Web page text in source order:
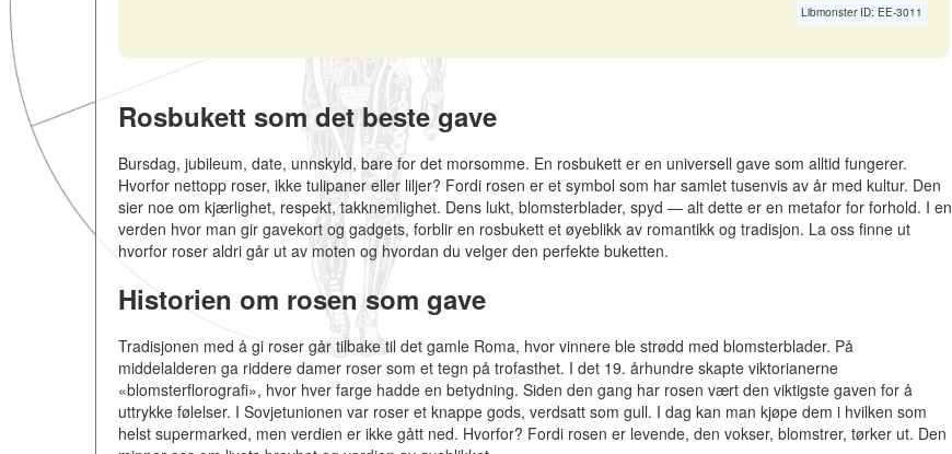
Libmonster ID: EE-3011
Rosbukett som det beste gave
Bursdag, jubileum, date, unnskyld, bare for det morsomme. En rosbukett er en universell gave som alltid fungerer.
Hvorfor nettopp roser, ikke tulipaner eller liljer? Fordi rosen er et symbol som har samlet tusenvis av år med kultur. Den
sier noe om kjærlighet, respekt, takknemlighet. Dens lukt, blomsterblader, spyd — alt dette er en metafor for forhold. I en
verden hvor man gir gavekort og gadgets, forblir en rosbukett et øyeblikk av romantikk og tradisjon. La oss finne ut
hvorfor roser aldri går ut av moten og hvordan du velger den perfekte buketten.
Historien om rosen som gave
Tradisjonen med å gi roser går tilbake til det gamle Roma, hvor vinnere ble strødd med blomsterblader. På
middelalderen ga riddere damer roser som et tegn på trofasthet. I det 19. århundre skapte viktorianerne
«blomsterflorografi», hvor hver farge hadde en betydning. Siden den gang har rosen vært den viktigste gaven for å
uttrykke følelser. I Sovjetunionen var roser et knappe gods, verdsatt som gull. I dag kan man kjøpe dem i hvilken som
helst supermarked, men verdien er ikke gått ned. Hvorfor? Fordi rosen er levende, den vokser, blomstrer, tørker ut. Den